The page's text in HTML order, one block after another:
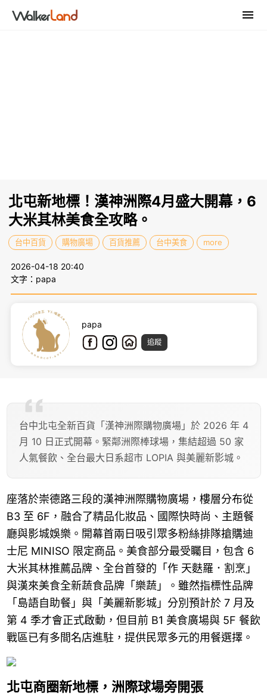
北屯新地標！漢神洲際4月盛大開幕，6
大米其林美食全攻略。
台中百貨 購物廣場 百貨推薦 台中美食 more
2026-04-18 20:40
文字：papa
papa
追蹤
台中北屯全新百貨「漢神洲際購物廣場」於 2026 年 4
月 10 日正式開幕。緊鄰洲際棒球場，集結超過 50 家
人氣餐飲、全台最大日系超市 LOPIA 與美麗新影城。
座落於崇德路三段的漢神洲際購物廣場，樓層分布從
B3 至 6F，融合了精品化妝品、國際快時尚、主題餐
廳與影城娛樂。開幕首兩日吸引眾多粉絲排隊搶購迪
士尼 MINISO 限定商品。美食部分最受矚目，包含 6
大米其林推薦品牌、全台首發的「作 天麩羅．割烹」
與漢來美食全新蔬食品牌「樂蔬」。雖然指標性品牌
「島語自助餐」與「美麗新影城」分別預計於 7 月及
第 4 季才會正式啟動，但目前 B1 美食廣場與 5F 餐飲
戰區已有多間名店進駐，提供民眾多元的用餐選擇。
北屯商圈新地標，洲際球場旁開張